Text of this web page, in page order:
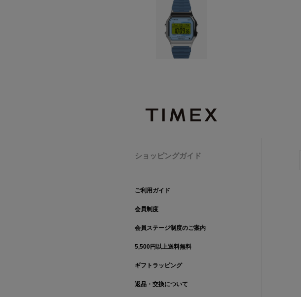
ショッピングガイド
ご利用ガイド
会員制度
会員ステージ制度のご案内
5,500円以上送料無料
ギフトラッピング
返品・交換について